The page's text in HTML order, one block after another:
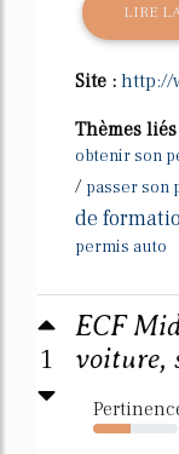
LIRE
Site : http://
Thèmes
obtenir son
/ passer son
de
permis auto
1
ECF
voiture,
44%